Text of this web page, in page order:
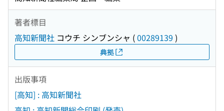
著者標目
高知新聞社 コウチ シンブンシャ (00289139 )
典拠
出版事項
[高知] : 高知新聞社